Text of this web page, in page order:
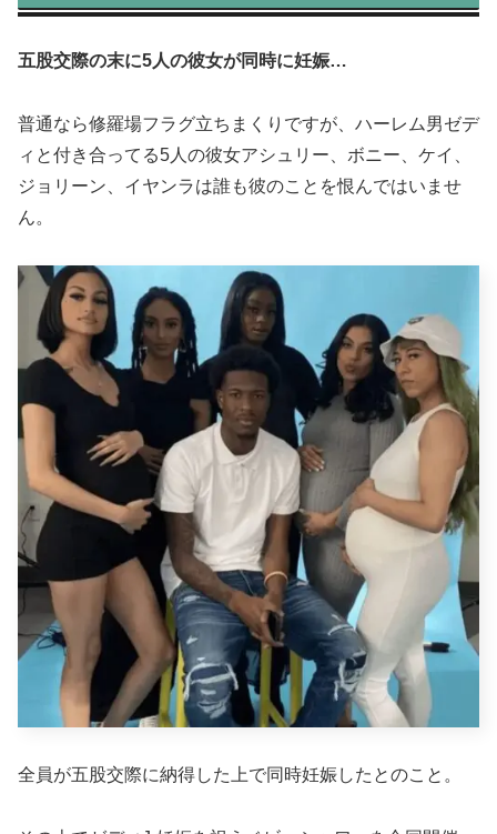
五股交際の末に5人の彼女が同時に妊娠…
普通なら修羅場フラグ立ちまくりですが、ハーレム男ゼデ
ィと付き合ってる5人の彼女アシュリー、ボニー、ケイ、
ジョリーン、イヤンラは誰も彼のことを恨んではいませ
ん。
全員が五股交際に納得した上で同時妊娠したとのこと。